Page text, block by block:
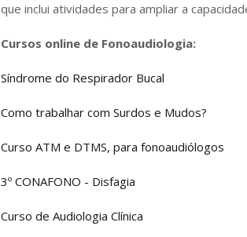
que inclui atividades para ampliar a
Cursos online de Fonoaudiologia:
Síndrome do Respirador Bucal
Como trabalhar com Surdos e Mudos?
Curso ATM e DTMS, para fonoaudiólogos
3º CONAFONO - Disfagia
Curso de Audiologia Clínica